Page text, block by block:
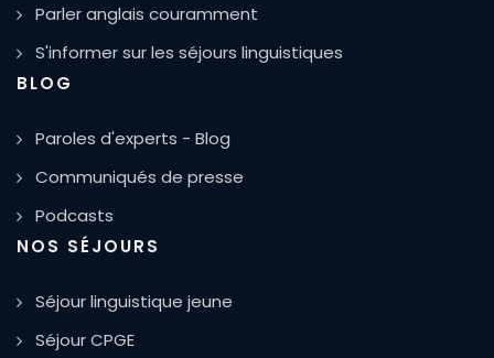
Parler anglais couramment
S'informer sur les séjours linguistiques
BLOG
Paroles d'experts - Blog
Communiqués de presse
Podcasts
NOS SÉJOURS
Séjour linguistique jeune
Séjour CPGE